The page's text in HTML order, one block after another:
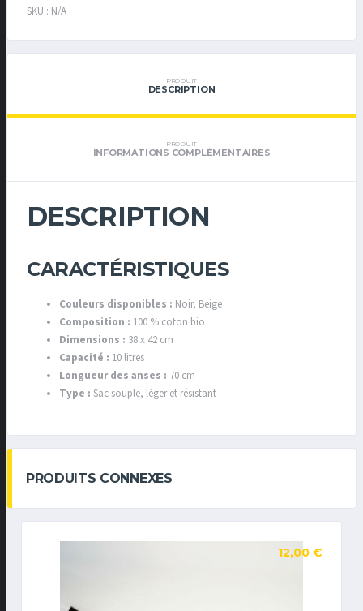
DE
SKU : N/A
PRODUIT
DESCRIPTION
PRODUIT
INFORMATIONS COMPLÉMENTAIRES
DESCRIPTION
CARACTÉRISTIQUES
Couleurs disponibles : Noir, Beige
Composition : 100 % coton bio
Dimensions : 38 x 42 cm
Capacité : 10 litres
Longueur des anses : 70 cm
Type : Sac souple, léger et résistant
PRODUITS CONNEXES
12,00 €